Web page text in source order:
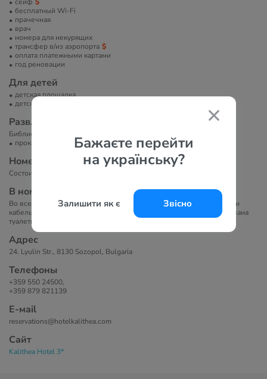
Бажаєте перейти
на українську?
Залишити як є Звісно
бесплатный Wi-Fi
прачечная
врач
номера для некурящих
трансфер в/из аэропорта
оплата платежными картами
год реновации
Для детей
детская площадка
детская кроватка
Развлечение и спорт
Библиотека.
прокат велосипедов
Номера
Состоит из одного 4-этажного здания. В отеле 25 номеров.
В номерах
Во всех номерах отеля Kalithea имеется бесплатный Wi-Fi, балкон и
кабельное телевидение. Собственная ванная комната укомплектована
туалетно-косметическими принадлежностями.
Адрес
24. Lyulin Str., 8130 Sozopol, Bulgaria
Телефоны
+359 550 24500,
+359 879 821139
Е-маil
reservations@hotelkalithea.com
Сайт
Kalithea Hotel 3*